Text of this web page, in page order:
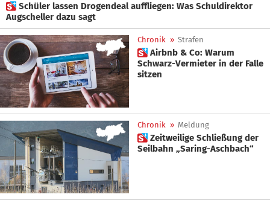
 Schüler lassen Drogendeal auffliegen: Was Schuldirektor
Augscheller dazu sagt
Chronik » Strafen
 Airbnb & Co: Warum
Schwarz-Vermieter in der Falle
sitzen
Chronik » Meldung
 Zeitweilige Schließung der
Seilbahn „Saring-Aschbach“